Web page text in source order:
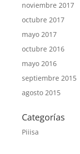
noviembre 2017
octubre 2017
mayo 2017
octubre 2016
mayo 2016
septiembre 2015
agosto 2015
Categorías
Piiisa